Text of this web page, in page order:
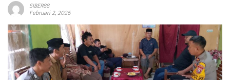
SIBER88
Februari 2, 2026